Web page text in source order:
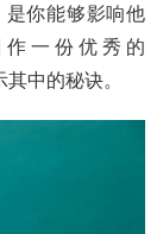
你能够影响他
一份优秀的
中的秘诀。